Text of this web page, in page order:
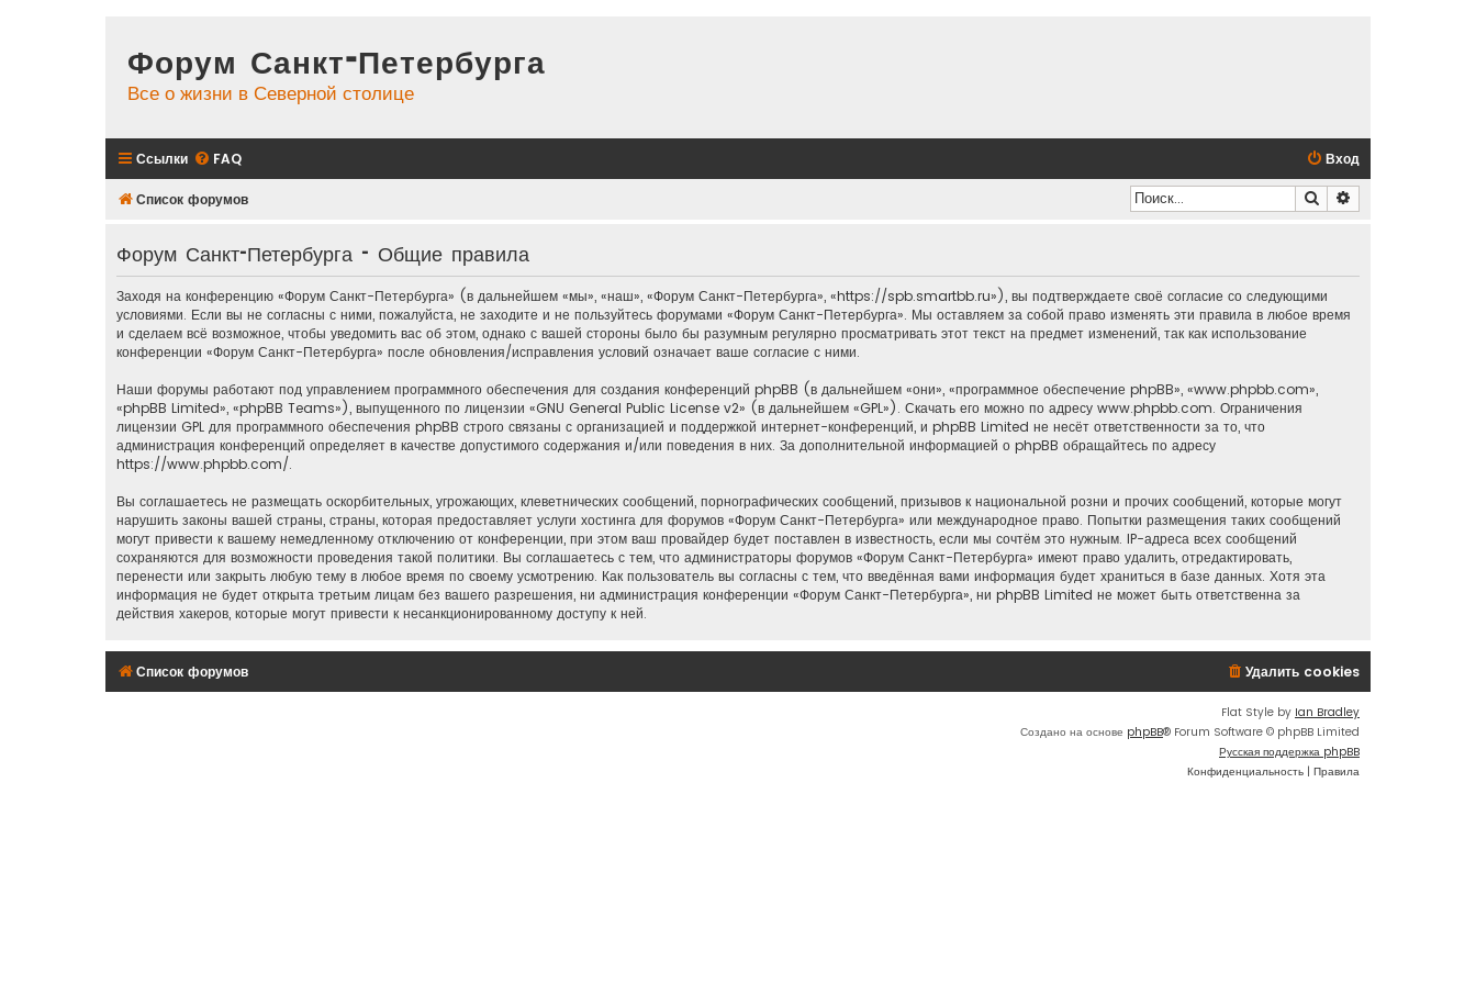
Форум Санкт-Петербурга
Все о жизни в Северной столице
Ссылки FAQ Вход
Список форумов Поиск
Форум Санкт-Петербурга - Общие правила
Заходя на конференцию «Форум Санкт-Петербурга» (в дальнейшем «мы», «наш», «Форум Санкт-Петербурга», «https://spb.smartbb.ru»), вы подтверждаете своё согласие со следующими
условиями. Если вы не согласны с ними, пожалуйста, не заходите и не пользуйтесь форумами «Форум Санкт-Петербурга». Мы оставляем за собой право изменять эти правила в любое время
и сделаем всё возможное, чтобы уведомить вас об этом, однако с вашей стороны было бы разумным регулярно просматривать этот текст на предмет изменений, так как использование
конференции «Форум Санкт-Петербурга» после обновления/исправления условий означает ваше согласие с ними.
Наши форумы работают под управлением программного обеспечения для создания конференций phpBB (в дальнейшем «они», «программное обеспечение phpBB», «www.phpbb.com»,
«phpBB Limited», «phpBB Teams»), выпущенного по лицензии «GNU General Public License v2» (в дальнейшем «GPL»). Скачать его можно по адресу www.phpbb.com. Ограничения
лицензии GPL для программного обеспечения phpBB строго связаны с организацией и поддержкой интернет-конференций, и phpBB Limited не несёт ответственности за то, что
администрация конференций определяет в качестве допустимого содержания и/или поведения в них. За дополнительной информацией о phpBB обращайтесь по адресу
https://www.phpbb.com/.
Вы соглашаетесь не размещать оскорбительных, угрожающих, клеветнических сообщений, порнографических сообщений, призывов к национальной розни и прочих сообщений, которые могут
нарушить законы вашей страны, страны, которая предоставляет услуги хостинга для форумов «Форум Санкт-Петербурга» или международное право. Попытки размещения таких сообщений
могут привести к вашему немедленному отключению от конференции, при этом ваш провайдер будет поставлен в известность, если мы сочтём это нужным. IP-адреса всех сообщений
сохраняются для возможности проведения такой политики. Вы соглашаетесь с тем, что администраторы форумов «Форум Санкт-Петербурга» имеют право удалить, отредактировать,
перенести или закрыть любую тему в любое время по своему усмотрению. Как пользователь вы согласны с тем, что введённая вами информация будет храниться в базе данных. Хотя эта
информация не будет открыта третьим лицам без вашего разрешения, ни администрация конференции «Форум Санкт-Петербурга», ни phpBB Limited не может быть ответственна за
действия хакеров, которые могут привести к несанкционированному доступу к ней.
Список форумов Удалить cookies
Flat Style by Ian Bradley
Создано на основе phpBB® Forum Software © phpBB Limited
Русская поддержка phpBB
Конфиденциальность | Правила